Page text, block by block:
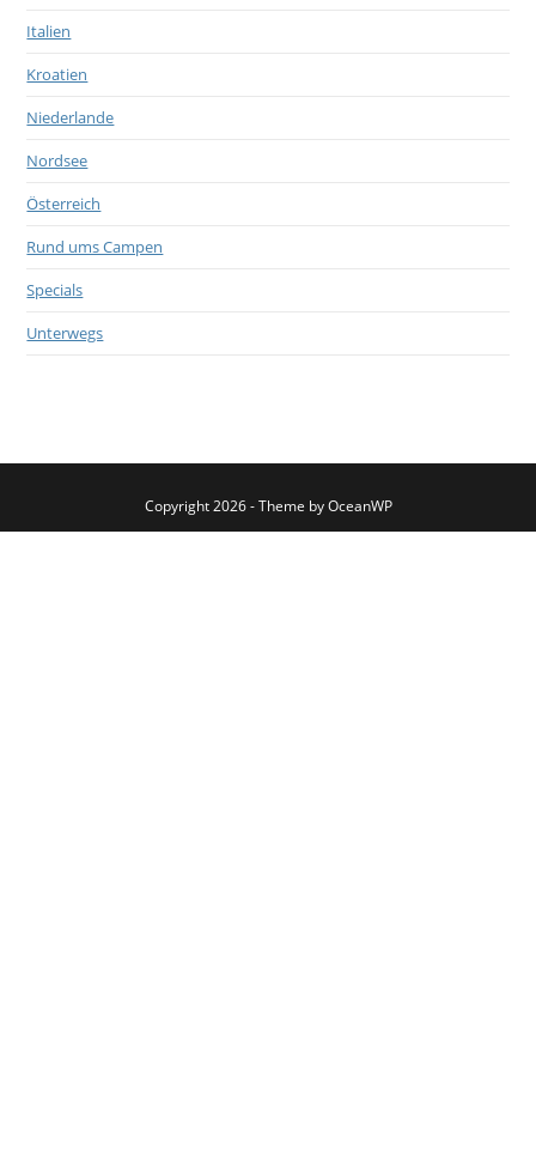
Italien
Kroatien
Niederlande
Nordsee
Österreich
Rund ums Campen
Specials
Unterwegs
Copyright 2026 - Theme by OceanWP